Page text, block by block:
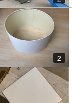
2